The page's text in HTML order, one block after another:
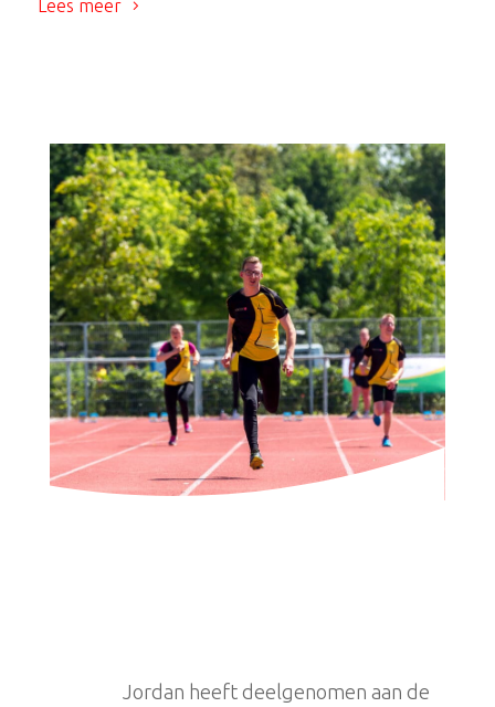
Lees meer
Jordan heeft deelgenomen aan de